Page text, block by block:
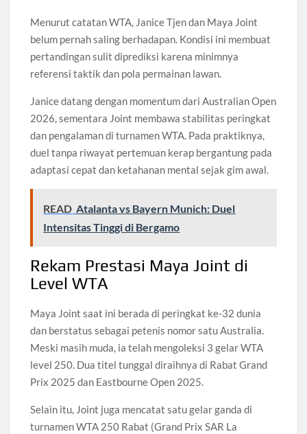
Menurut catatan WTA, Janice Tjen dan Maya Joint
belum pernah saling berhadapan. Kondisi ini membuat
pertandingan sulit diprediksi karena minimnya
referensi taktik dan pola permainan lawan.
Janice datang dengan momentum dari Australian Open
2026, sementara Joint membawa stabilitas peringkat
dan pengalaman di turnamen WTA. Pada praktiknya,
duel tanpa riwayat pertemuan kerap bergantung pada
adaptasi cepat dan ketahanan mental sejak gim awal.
READ Atalanta vs Bayern Munich: Duel
Intensitas Tinggi di Bergamo
Rekam Prestasi Maya Joint di
Level WTA
Maya Joint saat ini berada di peringkat ke-32 dunia
dan berstatus sebagai petenis nomor satu Australia.
Meski masih muda, ia telah mengoleksi 3 gelar WTA
level 250. Dua titel tunggal diraihnya di Rabat Grand
Prix 2025 dan Eastbourne Open 2025.
Selain itu, Joint juga mencatat satu gelar ganda di
turnamen WTA 250 Rabat (Grand Prix SAR La